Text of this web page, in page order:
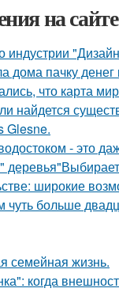
на
дома пачку денег
что карта
найдется
Glesne.
- это
широкие
больше
семейная жизнь.
когда